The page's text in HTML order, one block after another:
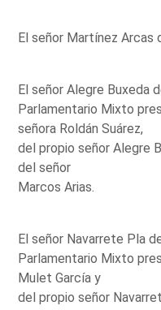
El señor Martínez Arcas
El señor Alegre Buxeda
Parlamentario Mixto
señora Roldán Suárez,
del propio señor Alegre
del señor
Marcos Arias.
El señor Navarrete Pla
Parlamentario Mixto
Mulet García y
del propio señor